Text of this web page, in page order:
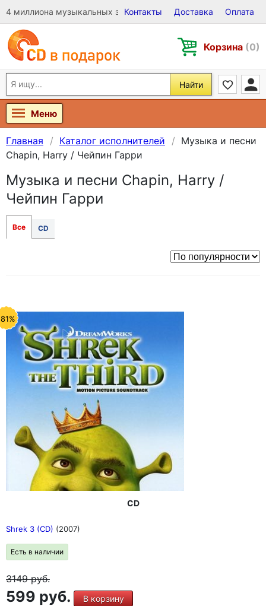
4 миллиона музыкальных записей на Виниле, CD и DVD
Контакты Доставка Оплата
Корзина (0)
Найти
Меню
Главная Каталог исполнителей
Музыка и песни
Chapin, Harry / Чейпин Гарри
Музыка и песни Chapin, Harry /
Чейпин Гарри
Все CD
CD
Shrek 3 (CD) (2007)
Есть в наличии
3149руб.
599 руб. В корзину